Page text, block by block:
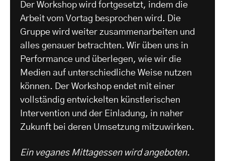
Der Workshop wird fortgesetzt, indem die
Arbeit vom Vortag besprochen wird. Die
Gruppe wird weiter zusammenarbeiten und
alles genauer betrachten. Wir üben uns in
Performance und überlegen, wie wir die
Medien auf unterschiedliche Weise nutzen
können. Der Workshop endet mit einer
vollständig entwickelten künstlerischen
Intervention und der Einladung, in naher
Zukunft bei deren Umsetzung mitzuwirken.
Ein veganes Mittagessen wird angeboten.